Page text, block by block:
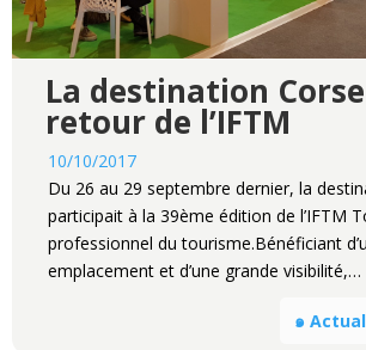
La destination
retour de l’IFTM
10/10/2017
Du 26 au 29 septembre dernier, la
participait à la 39ème édition de l’IFTM
professionnel du tourisme.Bénéficiant
emplacement et d’une grande visibilité,…
๑